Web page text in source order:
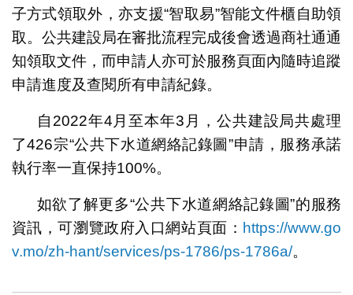
子方式領取外，亦支援“智取易”智能文件櫃自助領
取。公共建設局在審批流程完成後會透過商社通通
知領取文件，而申請人亦可於服務頁面內隨時追蹤
申請進度及查閱所有申請紀錄。
自2022年4月至本年3月，公共建設局共處理
了426宗“公共下水道網絡記錄圖”申請，服務承諾
執行率一直保持100%。
如欲了解更多“公共下水道網絡記錄圖”的服務
資訊，可瀏覽政府入口網站頁面： https://www.go
v.mo/zh-hant/services/ps-1786/ps-1786a/。